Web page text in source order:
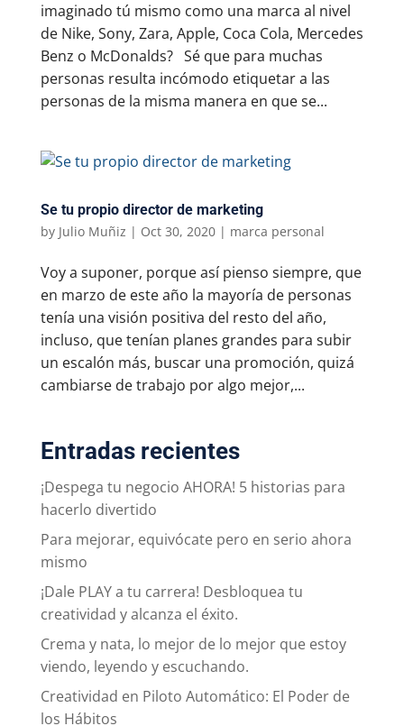
imaginado tú mismo como una marca al nivel
de Nike, Sony, Zara, Apple, Coca Cola, Mercedes
Benz o McDonalds? Sé que para muchas
personas resulta incómodo etiquetar a las
personas de la misma manera en que se...
Se tu propio director de marketing
by Julio Muñiz | Oct 30, 2020| marca personal
Voy a suponer, porque así pienso siempre, que
en marzo de este año la mayoría de personas
tenía una visión positiva del resto del año,
incluso, que tenían planes grandes para subir
un escalón más, buscar una promoción, quizá
cambiarse de trabajo por algo mejor,...
Entradas recientes
¡Despega tu negocio AHORA! 5 historias para
hacerlo divertido
Para mejorar, equivócate pero en serio ahora
mismo
¡Dale PLAY a tu carrera! Desbloquea tu
creatividad y alcanza el éxito.
Crema y nata, lo mejor de lo mejor que estoy
viendo, leyendo y escuchando.
Creatividad en Piloto Automático: El Poder de
los Hábitos